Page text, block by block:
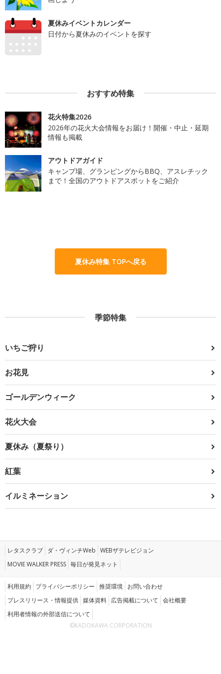
夏休みイベントカレンダー
日付から夏休みのイベントを探す
おすすめ特集
花火特集2026
2026年の花火大会情報をお届け！開催・中止・延期
情報も掲載
アウトドアガイド
キャンプ場、グランピングからBBQ、アスレチック
まで！全国のアウトドアスポットをご紹介
夏休み特集 TOPへ戻る
季節特集
いちご狩り
お花見
ゴールデンウィーク
花火大会
夏休み（夏祭り）
紅葉
イルミネーション
レタスクラブ ダ・ヴィンチWeb WEBザテレビジョン
MOVIE WALKER PRESS 毎日が発見ネット
利用規約 プライバシーポリシー 推奨環境 お問い合わせ
プレスリリース・情報提供 媒体資料 広告掲載について 会社概要
利用者情報の外部送信について
©KADOKAWA CORPORATION